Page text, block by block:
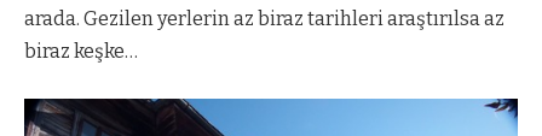
arada. Gezilen yerlerin az biraz tarihleri araştırılsa az
biraz keşke…